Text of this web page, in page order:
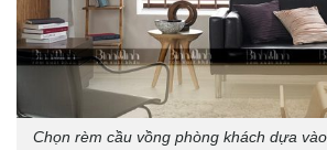
Chọn rèm cầu vồng phòng khách dựa